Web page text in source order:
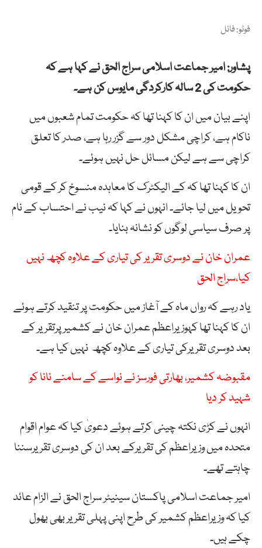
فوٹو: فائل
پشاور: امیر جماعت اسلامی سراج الحق نے کہا ہے کہ
حکومت کی 2 سالہ کارکردگی مایوس کن ہے۔
اپنے بیان میں ان کا کہنا تھا کہ حکومت تمام شعبوں میں
ناکام ہے، کراچی مشکل دور سے گزر رہا ہے، صدر کا تعلق
کراچی سے ہے لیکن مسائل حل نہیں ہوئے۔
ان کا کہنا تھا کہ کے الیکٹرک کا معاہدہ منسوخ کر کے قومی
تحویل میں لیا جائے۔ انہوں نے کہا کہ نیب نے احتساب کے نام
پر صرف سیاسی لوگوں کو نشانہ بنایا۔
عمران خان نے دوسری تقریر کی تیاری کے علاوہ کچھ نہیں
کیا،سراج الحق
یاد رہے کہ رواں ماہ کے آغاز میں حکومت پر تنقید کرتے ہوئے
ان کا کہنا تھا کہوزیراعظم عمران خان نے کشمیر پرتقریر کے
بعد دوسری تقریرکی تیاری کے علاوہ کچھ نہیں کیا ہے۔
مقبوضہ کشمیر، بھارتی فورسز نے نواسے کے سامنے نانا کو
شہید کر دیا
انہوں نے کڑی نکتہ چینی کرتے ہوئے دعویٰ کیا کہ عوام اقوام
متحدہ میں وزیراعظم کی تقریرکے بعد ان کی دوسری تقریرسننا
چاہتے تھے۔
امیر جماعت اسلامی پاکستان سینیٹر سراج الحق نے الزام عائد
کیا کہ وزیراعظم کشمیر کی طرح اپنی پہلی تقریر بھی بھول
چکے ہیں۔